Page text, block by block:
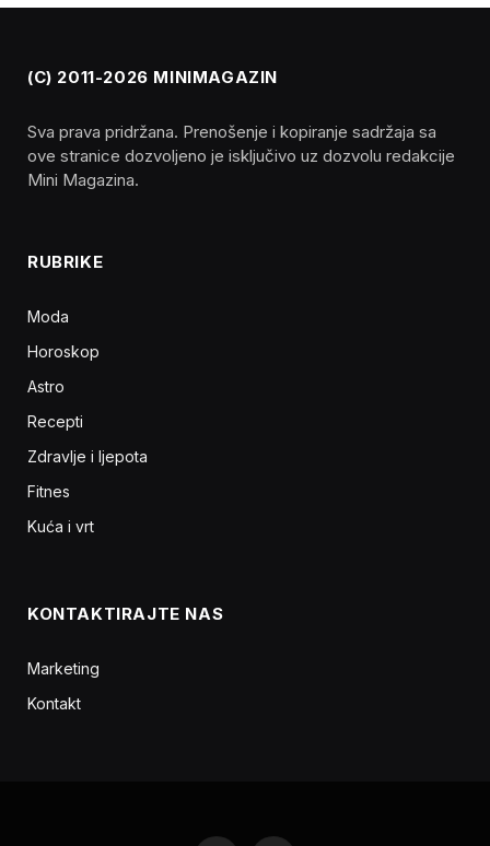
(C) 2011-2026 MINIMAGAZIN
Sva prava pridržana. Prenošenje i kopiranje sadržaja sa
ove stranice dozvoljeno je isključivo uz dozvolu redakcije
Mini Magazina.
RUBRIKE
Moda
Horoskop
Astro
Recepti
Zdravlje i ljepota
Fitnes
Kuća i vrt
KONTAKTIRAJTE NAS
Marketing
Kontakt